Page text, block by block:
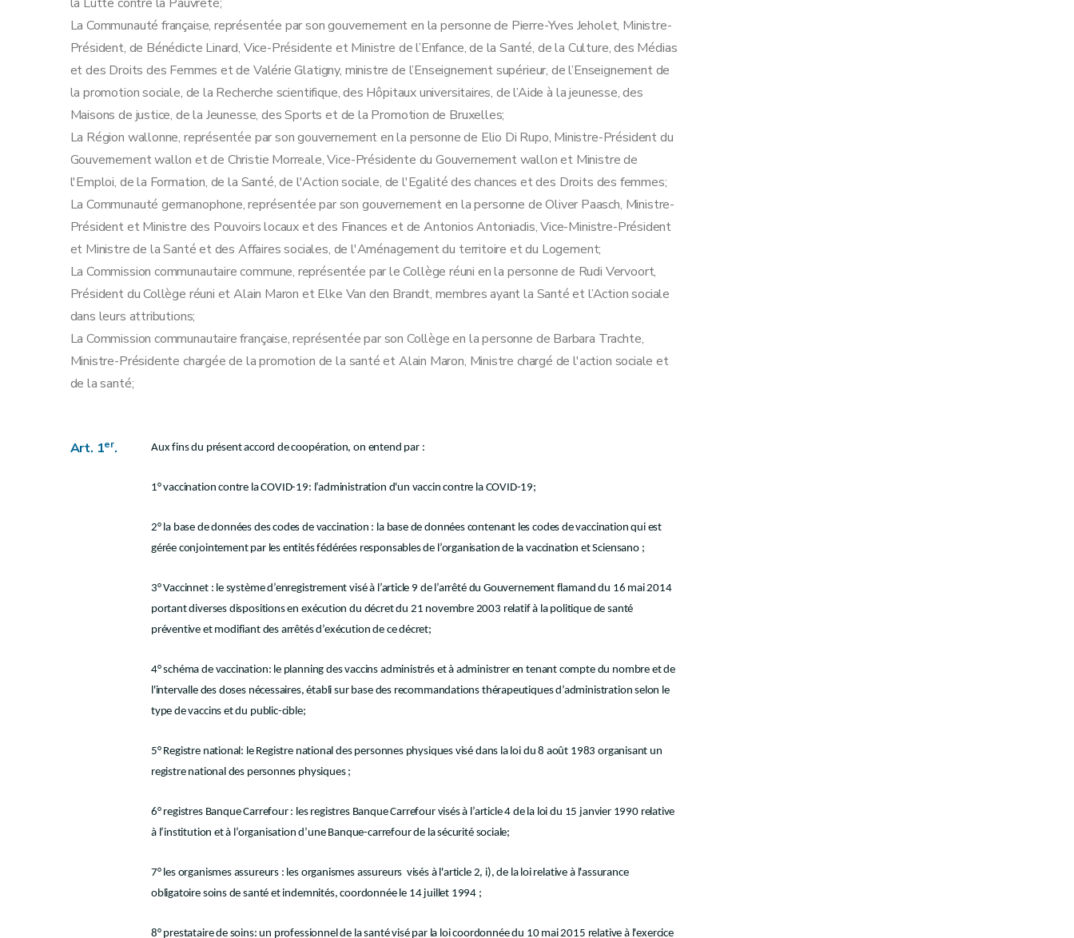
La Communauté française, représentée par son gouvernement en la personne de Pierre-Yves Jeholet, Ministre-
Président, de Bénédicte Linard, Vice-Présidente et Ministre de l’Enfance, de la Santé, de la Culture, des Médias
et des Droits des Femmes et de Valérie Glatigny, ministre de l’Enseignement supérieur, de l’Enseignement de
la promotion sociale, de la Recherche scientifique, des Hôpitaux universitaires, de l’Aide à la jeunesse, des
Maisons de justice, de la Jeunesse, des Sports et de la Promotion de Bruxelles;
La Région wallonne, représentée par son gouvernement en la personne de Elio Di Rupo, Ministre-Président du
Gouvernement wallon et de Christie Morreale, Vice-Présidente du Gouvernement wallon et Ministre de
l'Emploi, de la Formation, de la Santé, de l'Action sociale, de l'Egalité des chances et des Droits des femmes;
La Communauté germanophone, représentée par son gouvernement en la personne de Oliver Paasch, Ministre-
Président et Ministre des Pouvoirs locaux et des Finances et de Antonios Antoniadis, Vice-Ministre-Président
et Ministre de la Santé et des Affaires sociales, de l'Aménagement du territoire et du Logement;
La Commission communautaire commune, représentée par le Collège réuni en la personne de Rudi Vervoort,
Président du Collège réuni et Alain Maron et Elke Van den Brandt, membres ayant la Santé et l’Action sociale
dans leurs attributions;
La Commission communautaire française, représentée par son Collège en la personne de Barbara Trachte,
Ministre-Présidente chargée de la promotion de la santé et Alain Maron, Ministre chargé de l'action sociale et
de la santé;
Art. 1er. Aux fins du présent accord de coopération, on entend par :
1° vaccination contre la COVID-19: l’administration d'un vaccin contre la COVID-19;
2° la base de données des codes de vaccination : la base de données contenant les codes de vaccination qui est
gérée conjointement par les entités fédérées responsables de l’organisation de la vaccination et Sciensano ;
3° Vaccinnet : le système d’enregistrement visé à l’article 9 de l’arrêté du Gouvernement flamand du 16 mai 2014
portant diverses dispositions en exécution du décret du 21 novembre 2003 relatif à la politique de santé
préventive et modifiant des arrêtés d’exécution de ce décret;
4° schéma de vaccination: le planning des vaccins administrés et à administrer en tenant compte du nombre et de
l'intervalle des doses nécessaires, établi sur base des recommandations thérapeutiques d’administration selon le
type de vaccins et du public-cible;
5° Registre national: le Registre national des personnes physiques visé dans la loi du 8 août 1983 organisant un
registre national des personnes physiques ;
6° registres Banque Carrefour : les registres Banque Carrefour visés à l’article 4 de la loi du 15 janvier 1990 relative
à l’institution et à l’organisation d’une Banque-carrefour de la sécurité sociale;
7° les organismes assureurs : les organismes assureurs visés à l'article 2, i), de la loi relative à l'assurance
obligatoire soins de santé et indemnités, coordonnée le 14 juillet 1994 ;
8° prestataire de soins: un professionnel de la santé visé par la loi coordonnée du 10 mai 2015 relative à l'exercice